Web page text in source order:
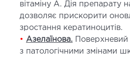
нейрохірургії
вітаміну А. Дія препарату
дозволяє прискорити
зростання кератиноцитів.
• Азелаїнова. Поверхневий
з патологічними змінами